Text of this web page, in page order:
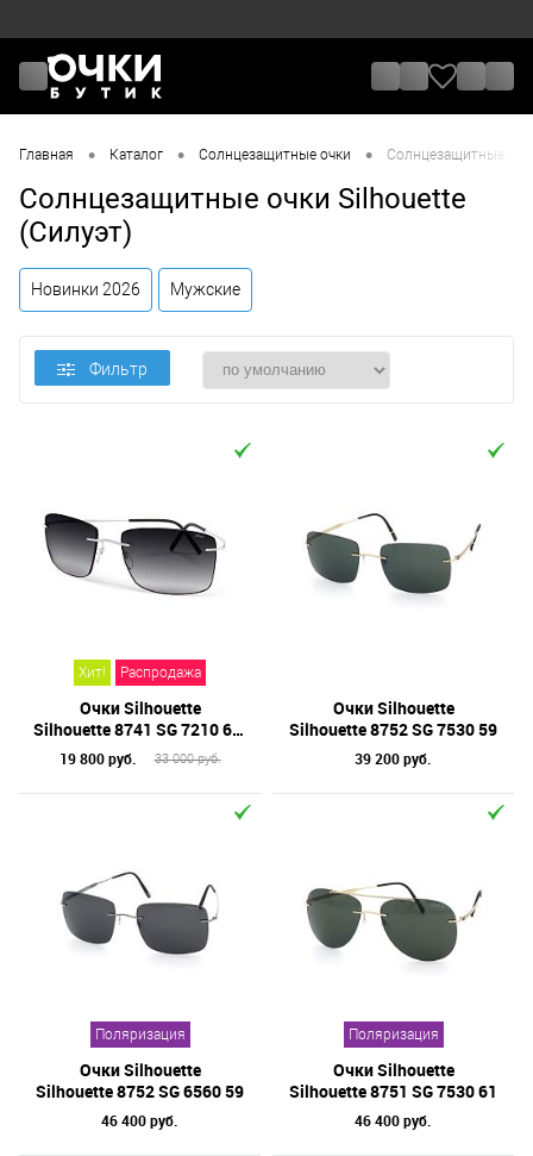
Главная • Каталог • Солнцезащитные очки • Солнцезащитные
Солнцезащитные очки Silhouette
(Силуэт)
Новинки 2026 Мужские
Цена
Назначение / Пол
Материал линз
Форма оправы
Тип оправы
Технология оптики
Материал оправы
Фильтр
Хит! Распродажа
Очки Silhouette
Silhouette 8741 SG 7210 60 (уценено)
19 800 руб. 33 000 руб.
Очки Silhouette
Silhouette 8752 SG 7530 59
39 200 руб.
Поляризация
Очки Silhouette
Silhouette 8752 SG 6560 59
46 400 руб.
Поляризация
Очки Silhouette
Silhouette 8751 SG 7530 61
46 400 руб.